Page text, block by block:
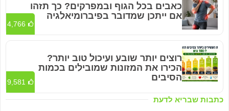
כתבות שבריא לדעת
כאבים בכל הגוף ובמפרקים? כך תזהו
אם ייתכן שמדובר בפיברומיאלגיה
4,766
רוצים יותר שובע ועיכול טוב יותר?
הכירו את המזונות שמובילים בכמות
הסיבים
9,581